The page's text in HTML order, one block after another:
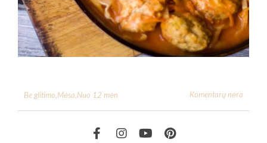
Be glitimo,Mėsa,Nuo 12 mėn Komentarų nėra